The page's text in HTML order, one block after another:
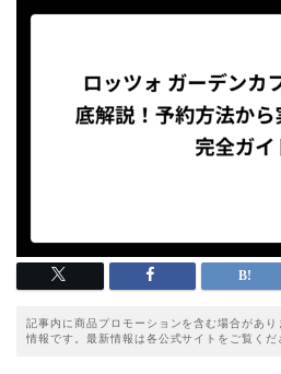
記事内に商品プロモーションを含む場合があ
情報です。最新情報は各公式サイトをご覧くだ